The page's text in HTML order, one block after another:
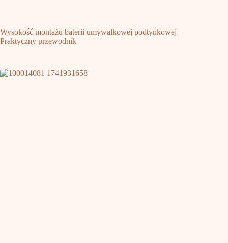
Wysokość montażu baterii umywalkowej podtynkowej –
Praktyczny przewodnik